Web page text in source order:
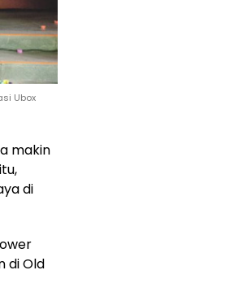
Ubox
makin
di
di Old